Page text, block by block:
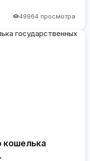
49964 просмотра
кошелька